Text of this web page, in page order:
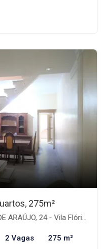
275m²
24 - Vila Flórida, Guarulhos-SP
2 Vagas 275 m²